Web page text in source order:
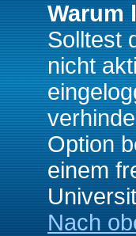
Warum
Solltest
nicht
Option
einem
Nach